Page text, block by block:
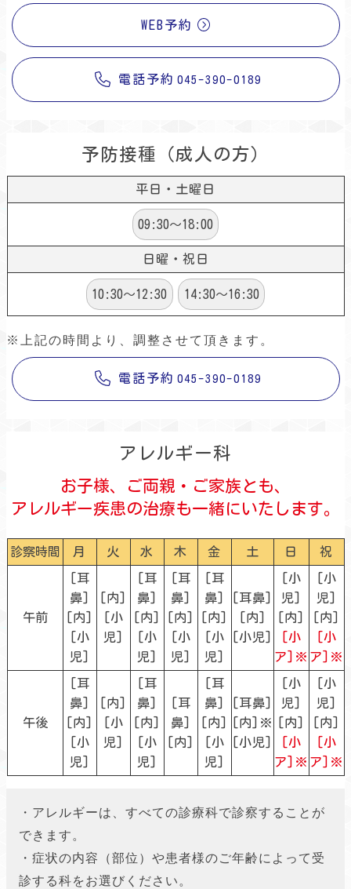
WEB予約
電話予約 045-390-0189
予防接種（成人の方）
平日・土曜日
09:30～18:00
日曜・祝日
10:30～12:30 14:30～16:30
※上記の時間より、調整させて頂きます。
電話予約 045-390-0189
アレルギー科
お子様、ご両親・ご家族とも、
アレルギー疾患の治療も一緒にいたします。
診察時間 月 火 水 木 金 土 日 祝
午前
[耳
鼻]
[内]
[小
児]
[内]
[小
児]
[耳
鼻]
[内]
[小
児]
[耳
鼻]
[内]
[小
児]
[耳
鼻]
[内]
[小
児]
[耳鼻]
[内]
[小児]
[小
児]
[内]
[小
ア]※
[小
児]
[内]
[小
ア]※
午後
[耳
鼻]
[内]
[小
児]
[内]
[小
児]
[耳
鼻]
[内]
[小
児]
[耳
鼻]
[内]
[耳
鼻]
[内]
[小
児]
[耳鼻]
[内]※
[小児]
[小
児]
[内]
[小
ア]※
[小
児]
[内]
[小
ア]※
・アレルギーは、すべての診療科で診察することが
できます。
・症状の内容（部位）や患者様のご年齢によって受
診する科をお選びください。